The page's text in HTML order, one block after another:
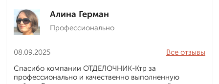
Алина Герман
Профессионально
08.09.2025
Все отзывы
Спасибо компании ОТДЕЛОЧНИК-Ктр за
профессионально и качественно выполненную